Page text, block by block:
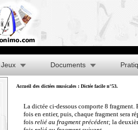
Jeux Documents
Accueil des dictées musicales : Dictée facile n°53.
La dictée ci-dessous comporte 8 fragment.
fois en entier, puis, chaque fragment sera
fois relié au fragment précédent; la